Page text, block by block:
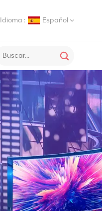
Idioma : Español
Deutsch
Italiano
Русский
Español